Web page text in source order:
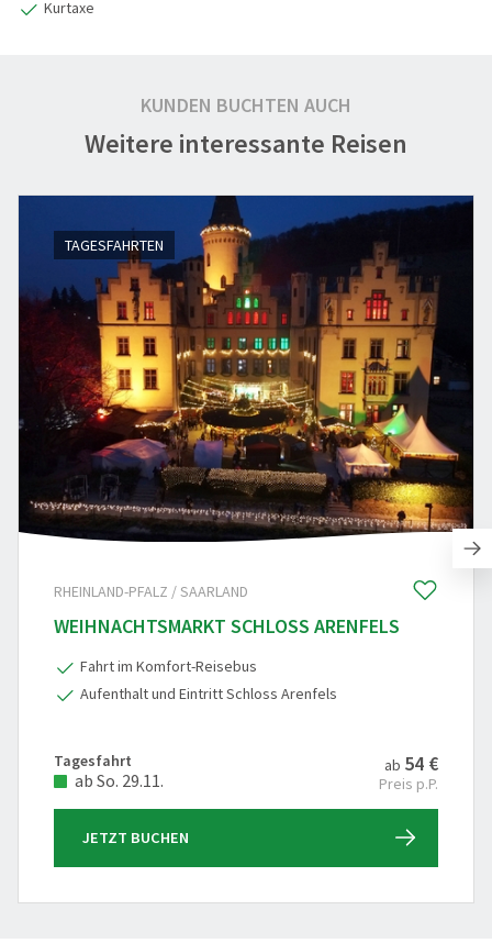
Kurtaxe
KUNDEN BUCHTEN AUCH
Weitere interessante Reisen
TAGESFAHRTEN
RHEINLAND-PFALZ / SAARLAND
WEIHNACHTSMARKT SCHLOSS ARENFELS
Fahrt im Komfort-Reisebus
Aufenthalt und Eintritt Schloss Arenfels
Tagesfahrt
ab So. 29.11.
ab 54 €
Preis p.P.
JETZT BUCHEN